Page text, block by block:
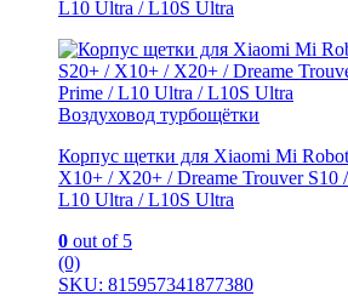
L10 Ultra / L10S Ultrа
Воздуховод турбощётки
Корпус щетки для Xiaomi Mi
X10+ / Х20+ / Dreаmе Trouver S10
L10 Ultra / L10S Ultrа
0 out of 5
(0)
SKU: 815957341877380